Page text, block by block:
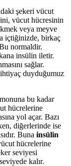
şekeri vücut
vücut hücresinin
veya meyve
içtiğinizde, birkaç
normaldir.
insülin iletir.
sağlar.
duyduğumuz
bu kadar
hücrelerine
yol açar. Bazı
diğerlerinde ise
Buna insülin
hücrelerine
seviyesi
kalır.